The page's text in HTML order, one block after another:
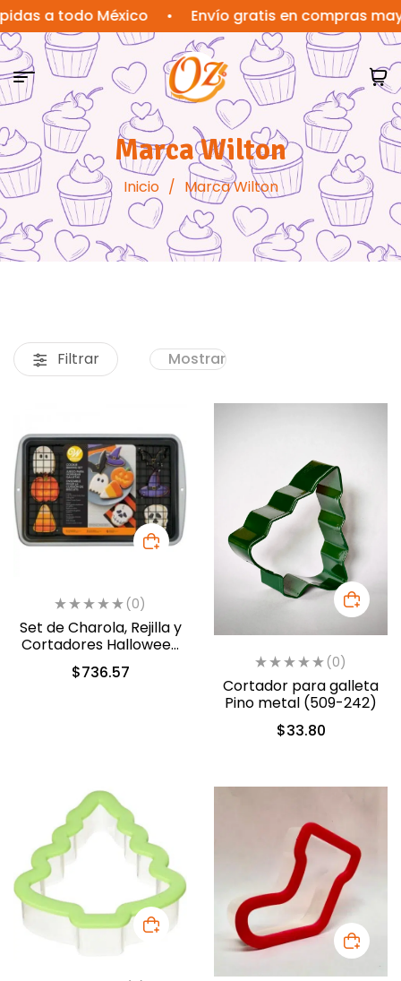
todo México • Envío gratis en compras mayores
Marca Wilton
Inicio / Marca Wilton
Filtrar Mostrar
(0)
Set de Charola, Rejilla y
Cortadores Halloween
(2107-0-0320)
$736.57
(0)
Cortador para galleta
Pino metal (509-242)
$33.80